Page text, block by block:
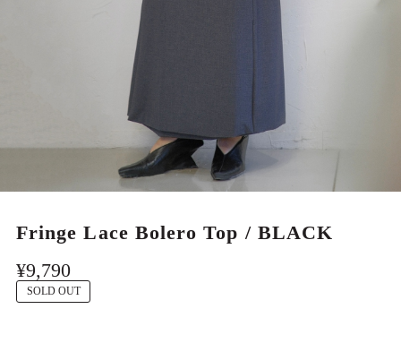
Fringe Lace Bolero Top / BLACK
¥9,790
SOLD OUT